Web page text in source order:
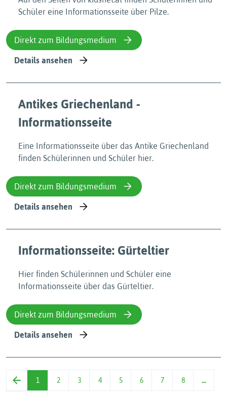
Schüler eine Informationsseite über Pilze.
Direkt zum Bildungsmedium
Details ansehen
Antikes Griechenland -
Informationsseite
Eine Informationsseite über das Antike Griechenland
finden Schülerinnen und Schüler hier.
Direkt zum Bildungsmedium
Details ansehen
Informationsseite: Gürteltier
Hier finden Schülerinnen und Schüler eine
Informationsseite über das Gürteltier.
Direkt zum Bildungsmedium
Details ansehen
1 2 3 4 5 6 7 8 …